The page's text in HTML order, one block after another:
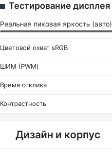
Тестирование дисплея
Реальная пиковая яркость (авто)
Цветовой охват sRGB
ШИМ (PWM)
Время отклика
Контрастность
Дизайн и корпус